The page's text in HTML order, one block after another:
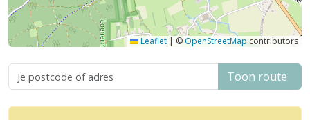
Leaflet | ©OpenStreetMap contributors
Toon route